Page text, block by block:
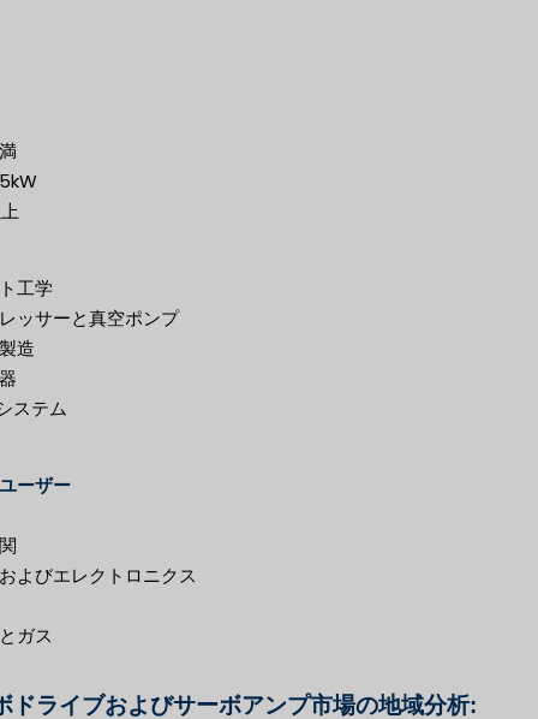
工学
ッサーと真空ポンプ
造
ステム
ーザー
よびエレクトロニクス
ガス
ドライブおよびサーボアンプ市場の地域分析: